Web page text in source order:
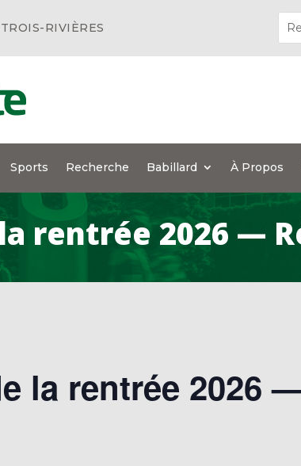
RIVIÈRES
Sports Recherche Babillard À Propos
rentrée 2026 —
la rentrée 2026